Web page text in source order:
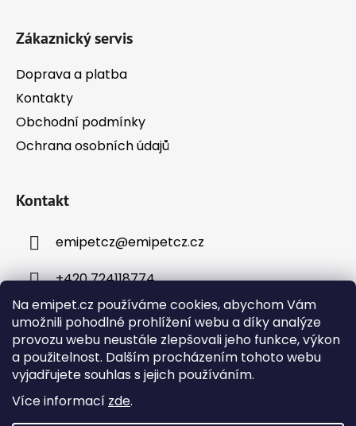
Na emipet.cz používáme cookies, abychom Vám
umožnili pohodlné prohlížení webu a díky analýze
provozu webu neustále zlepšovali jeho funkce, výkon
a použitelnost. Dalším procházením tohoto webu
vyjadřujete souhlas s jejich používáním.
Více informací zde.
Zákaznický servis
Doprava a platba
Kontakty
Obchodní podmínky
Ochrana osobních údajů
Kontakt
emipetcz@emipetcz.cz
+420 724118774
Instagram